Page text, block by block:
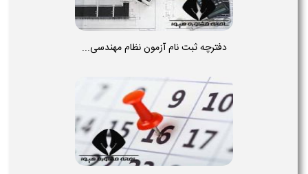
دفترچه ثبت نام آزمون نظام مهندسی...